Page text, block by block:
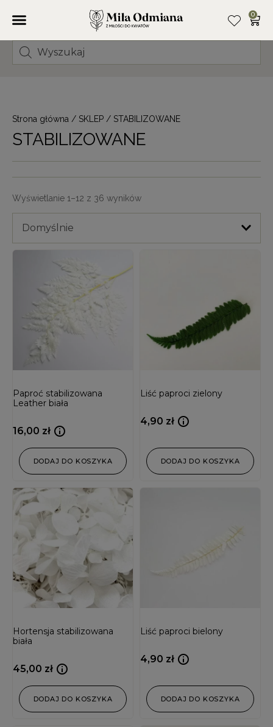
0
Strona główna / SKLEP / STABILIZOWANE
STABILIZOWANE
Wyświetlanie 1–12 z 36 wyników
Domyślnie
Paproć stabilizowana
Leather biała
16,00 zł
DODAJ DO KOSZYKA
Liść paproci zielony
4,90 zł
DODAJ DO KOSZYKA
Hortensja stabilizowana
biała
45,00 zł
DODAJ DO KOSZYKA
Liść paproci bielony
4,90 zł
DODAJ DO KOSZYKA